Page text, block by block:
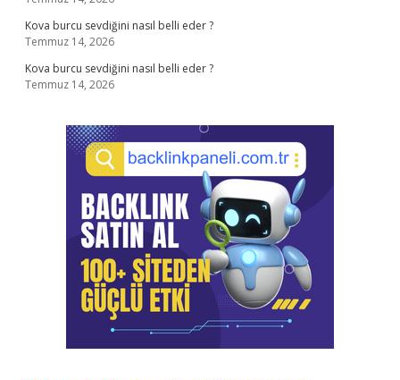
Kova burcu sevdiğini nasıl belli eder ?
Temmuz 14, 2026
Kova burcu sevdiğini nasıl belli eder ?
Temmuz 14, 2026